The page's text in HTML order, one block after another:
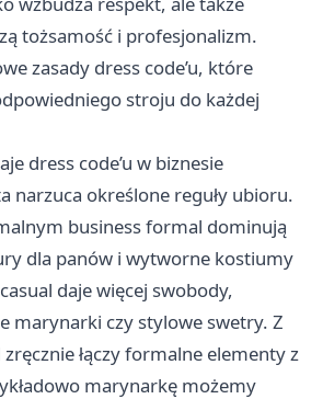
tożsamość i profesjonalizm.
zasady dress code’u, które
stroju do każdej
dress code’u w biznesie
narzuca określone reguły ubioru.
business formal dominują
dla panów i wytworne kostiumy
daje więcej swobody,
marynarki czy stylowe swetry. Z
łączy formalne elementy z
marynarkę możemy